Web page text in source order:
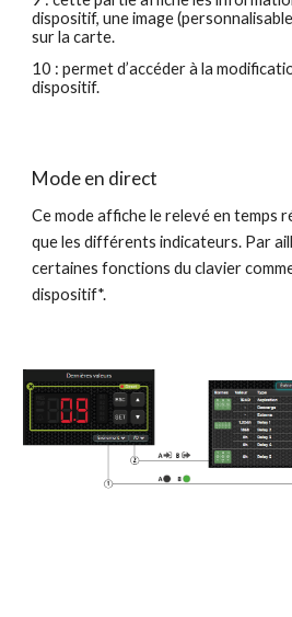
dispositif, une image
sur la carte.
10 : permet d’accéder à la
dispositif.
Mode en direct
Ce mode affiche le relevé en temps
que les différents indicateurs. Par
certaines fonctions du clavier
dispositif*.